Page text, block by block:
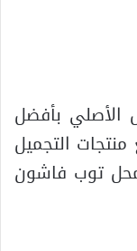
بأفضل
التجميل
توب فاشون